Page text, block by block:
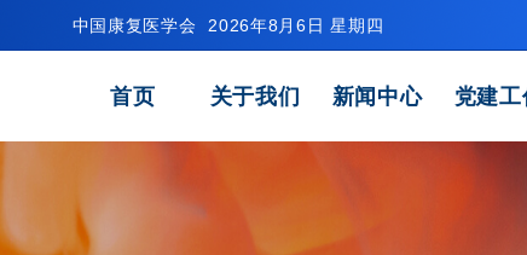
中国康复医学会 2026年8月6日 星期四
首页 关于我们 新闻中心 党建工